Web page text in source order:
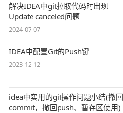
解决IDEA中git拉取代码时出现
Update canceled问题
2024-07-07
IDEA中配置Git的Push键
2023-12-12
idea中实用的git操作问题小结(撤回
commit，撤回push、暂存区使用)